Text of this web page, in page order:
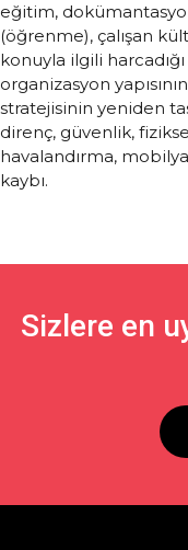
eğitim,
(öğrenme), çalışan
konuyla ilgili
organizasyon
stratejisinin yeniden
direnç, güvenlik,
havalandırma,
kaybı.
Sizlere en